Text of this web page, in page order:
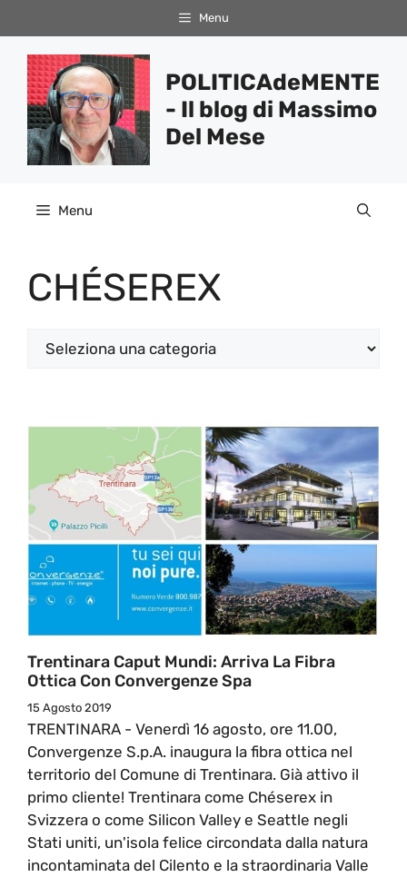
al
contenuto
Menu
POLITICAdeMENTE
- Il blog di Massimo
Del Mese
Menu
CHÉSEREX
Categorie
Trentinara Caput Mundi: Arriva La Fibra
Ottica Con Convergenze Spa
15 Agosto 2019
TRENTINARA - Venerdì 16 agosto, ore 11.00,
Convergenze S.p.A. inaugura la fibra ottica nel
territorio del Comune di Trentinara. Già attivo il
primo cliente! Trentinara come Chéserex in
Svizzera o come Silicon Valley e Seattle negli
Stati uniti, un'isola felice circondata dalla natura
incontaminata del Cilento e la straordinaria Valle